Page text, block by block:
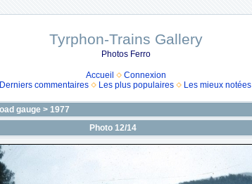
Tyrphon-Trains Gallery
Photos Ferro
Accueil
Connexion
Derniers commentaires Les plus populaires Les mieux notées
gauge > 1977
Photo 12/14